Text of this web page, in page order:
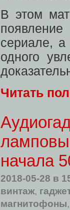
В этом
сериале, а
одного
Читать
начала
2018-05-28 в
винтаж,
магнитофоны